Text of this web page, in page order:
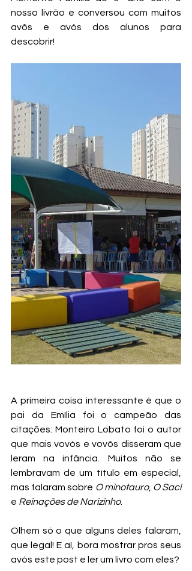
nosso livrão e conversou com muitos
avôs e avós dos alunos para
descobrir!
A primeira coisa interessante é que o
pai da Emília foi o campeão das
citações: Monteiro Lobato foi o autor
que mais vovós e vovôs disseram que
leram na infância. Muitos não se
lembravam de um título em especial,
mas falaram sobre O minotauro, O Saci
e Reinações de Narizinho.
Olhem só o que alguns deles falaram,
que legal! E aí, bora mostrar pros seus
avós este post e ler um livro com eles?